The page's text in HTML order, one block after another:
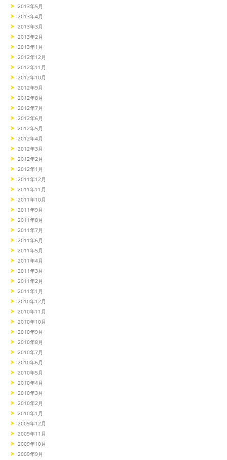
2013年5月
2013年4月
2013年3月
2013年2月
2013年1月
2012年12月
2012年11月
2012年10月
2012年9月
2012年8月
2012年7月
2012年6月
2012年5月
2012年4月
2012年3月
2012年2月
2012年1月
2011年12月
2011年11月
2011年10月
2011年9月
2011年8月
2011年7月
2011年6月
2011年5月
2011年4月
2011年3月
2011年2月
2011年1月
2010年12月
2010年11月
2010年10月
2010年9月
2010年8月
2010年7月
2010年6月
2010年5月
2010年4月
2010年3月
2010年2月
2010年1月
2009年12月
2009年11月
2009年10月
2009年9月